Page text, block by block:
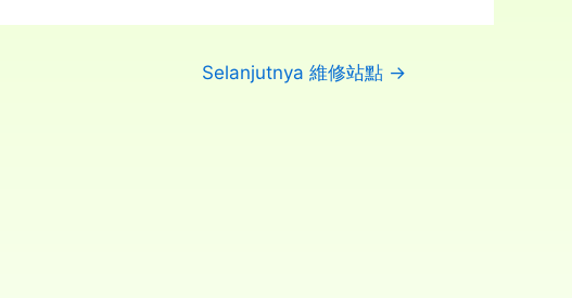
Selanjutnya 維修站點 →